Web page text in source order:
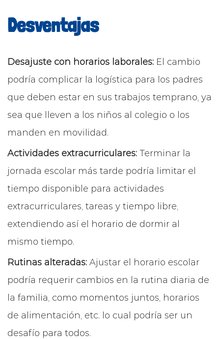
Desventajas
Desajuste con horarios laborales: El cambio
podría complicar la logística para los padres
que deben estar en sus trabajos temprano, ya
sea que lleven a los niños al colegio o los
manden en movilidad.
Actividades extracurriculares: Terminar la
jornada escolar más tarde podría limitar el
tiempo disponible para actividades
extracurriculares, tareas y tiempo libre,
extendiendo así el horario de dormir al
mismo tiempo.
Rutinas alteradas: Ajustar el horario escolar
podría requerir cambios en la rutina diaria de
la familia, como momentos juntos, horarios
de alimentación, etc. lo cual podría ser un
desafío para todos.